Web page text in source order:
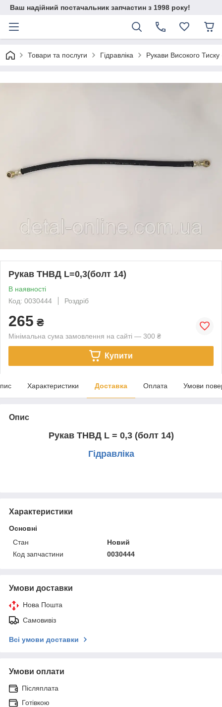
Ваш надійний постачальник запчастин з 1998 року!
Товари та послуги Гідравліка Рукави Високого
Рукав ТНВД L=0,3(болт 14)
В наявності
Код: 0030444
Роздріб
265 ₴
Мінімальна сума замовлення на сайті — 300 ₴
Купити
Характеристики Доставка Оплата Умови
Опис
Рукав ТНВД L = 0,3 (болт 14)
Гідравліка
Характеристики
Основні
Стан
Новий
Код запчастини
0030444
Умови доставки
Нова Пошта
Самовивіз
Всі умови доставки
Умови оплати
Післяплата
Готівкою